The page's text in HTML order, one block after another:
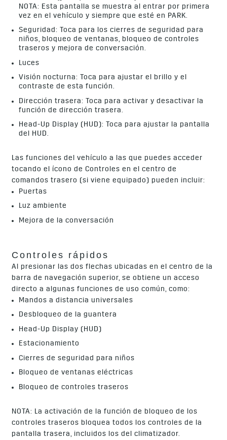
NOTA: Esta pantalla se muestra al entrar por primera
vez en el vehículo y siempre que esté en PARK.
Seguridad: Toca para los cierres de seguridad para
niños, bloqueo de ventanas, bloqueo de controles
traseros y mejora de conversación.
Luces
Visión nocturna: Toca para ajustar el brillo y el
contraste de esta función.
Dirección trasera: Toca para activar y desactivar la
función de dirección trasera.
Head-Up Display (HUD): Toca para ajustar la pantalla
del HUD.
Las funciones del vehículo a las que puedes acceder
tocando el ícono de Controles en el centro de
comandos trasero (si viene equipado) pueden incluir:
Puertas
Luz ambiente
Mejora de la conversación
Controles rápidos
Al presionar las dos flechas ubicadas en el centro de la
barra de navegación superior, se obtiene un acceso
directo a algunas funciones de uso común, como:
Mandos a distancia universales
Desbloqueo de la guantera
Head-Up Display (HUD)
Estacionamiento
Cierres de seguridad para niños
Bloqueo de ventanas eléctricas
Bloqueo de controles traseros
NOTA: La activación de la función de bloqueo de los
controles traseros bloquea todos los controles de la
pantalla trasera, incluidos los del climatizador.